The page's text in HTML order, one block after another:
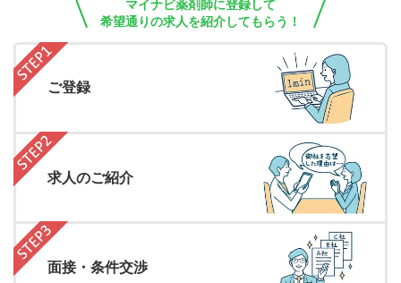
マイナビ薬剤師に登録して
希望通りの求人を紹介してもらう！
ご登録
求人のご紹介
面接・条件交渉